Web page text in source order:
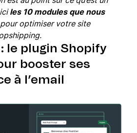
les 10 modules que nous
optimiser votre site
: le plugin Shopify
booster ses
à l’email